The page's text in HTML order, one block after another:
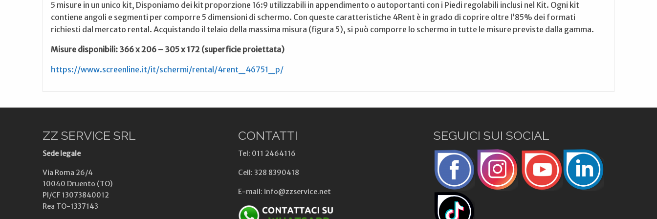
5 misure in un unico kit, Disponiamo dei kit proporzione 16:9 utilizzabili in appendimento o autoportanti con i Piedi regolabili inclusi nel Kit. Ogni kit
contiene angoli e segmenti per comporre 5 dimensioni di schermo. Con queste caratteristiche 4Rent è in grado di coprire oltre l’85% dei formati
richiesti dal mercato rental. Acquistando il telaio della massima misura (figura 5), si può comporre lo schermo in tutte le misure previste dalla gamma.
Misure disponibili: 366 x 206 – 305 x 172 (superficie proiettata)
https://www.screenline.it/it/schermi/rental/4rent_46751_p/
ZZ SERVICE SRL
Sede legale
Via Roma 26/4
10040 Druento (TO)
PI/CF 13073840012
Rea TO-1337143
CONTATTI
Tel: 011 2464116
Cell: 328 8390418
E-mail: info@zzservice.net
SEGUICI SUI SOCIAL